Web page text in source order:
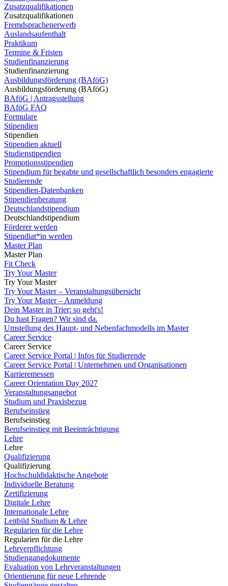
Zusatzqualifikationen
Zusatzqualifikationen
Fremdsprachenerwerb
Auslandsaufenthalt
Praktikum
Termine & Fristen
Studienfinanzierung
Studienfinanzierung
Ausbildungsförderung (BAföG)
Ausbildungsförderung (BAföG)
BAföG | Antragsstellung
BAföG FAQ
Formulare
Stipendien
Stipendien
Stipendien aktuell
Studienstipendien
Promotionsstipendien
Stipendium für begabte und gesellschaftlich besonders engagierte
Studierende
Stipendien-Datenbanken
Stipendienberatung
Deutschlandstipendium
Deutschlandstipendium
Förderer werden
Stipendiat*in werden
Master Plan
Master Plan
Fit Check
Try Your Master
Try Your Master
Try Your Master – Veranstaltungsübersicht
Try Your Master – Anmeldung
Dein Master in Trier: so geht's!
Du hast Fragen? Wir sind da.
Umstellung des Haupt- und Nebenfachmodells im Master
Career Service
Career Service
Career Service Portal | Infos für Studierende
Career Service Portal | Unternehmen und Organisationen
Karrieremessen
Career Orientation Day 2027
Veranstaltungsangebot
Studium und Praxisbezug
Berufseinstieg
Berufseinstieg
Berufseinstieg mit Beeinträchtigung
Lehre
Lehre
Qualifizierung
Qualifizierung
Hochschuldidaktische Angebote
Individuelle Beratung
Zertifizierung
Digitale Lehre
Internationale Lehre
Leitbild Studium & Lehre
Regularien für die Lehre
Regularien für die Lehre
Lehrverpflichtung
Studiengangdokumente
Evaluation von Lehrveranstaltungen
Orientierung für neue Lehrende